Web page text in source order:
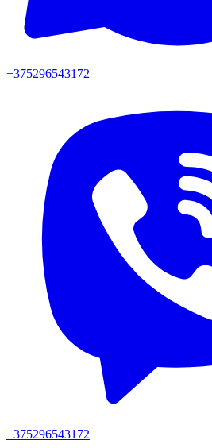
+375296543172
+375296543172